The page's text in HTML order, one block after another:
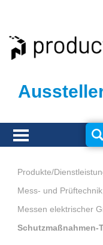
Produkte/
Mess- und
Messen elektrischer
Schutzmaßnahmen-